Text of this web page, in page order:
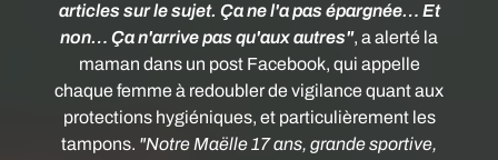
articles sur le sujet. Ça ne l'a pas épargnée… Et
non… Ça n'arrive pas qu'aux autres", a alerté la
maman dans un post Facebook, qui appelle
chaque femme à redoubler de vigilance quant aux
protections hygiéniques, et particulièrement les
tampons. "Notre Maëlle 17 ans, grande sportive,